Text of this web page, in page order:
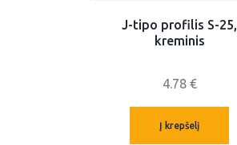
J-tipo profilis S-25,
kreminis
4.78 €
Į krepšelį